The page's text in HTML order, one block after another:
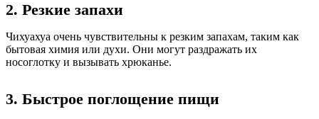
2. Резкие запахи
Чихуахуа очень чувствительны к резким запахам, таким как
бытовая химия или духи. Они могут раздражать их
носоглотку и вызывать хрюканье.
3. Быстрое поглощение пищи